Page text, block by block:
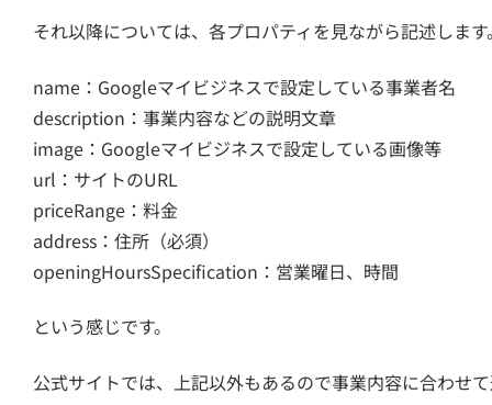
それ以降については、各プロパティを見ながら記述します
name：Googleマイビジネスで設定している事業者名
description：事業内容などの説明文章
image：Googleマイビジネスで設定している画像等
url：サイトのURL
priceRange：料金
address：住所（必須）
openingHoursSpecification：営業曜日、時間
という感じです。
公式サイトでは、上記以外もあるので事業内容に合わせ